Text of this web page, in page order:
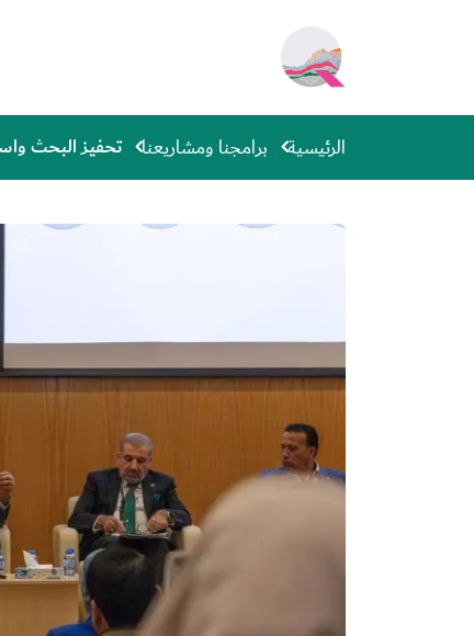
الرئيسية برامجنا ومشاريعنا تحفيز البحث
الصورة